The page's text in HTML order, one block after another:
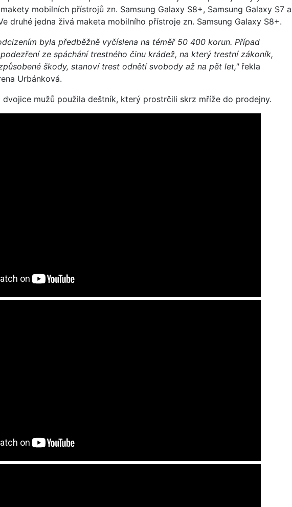
mobilních přístrojů zn. Samsung Galaxy S8+, Samsung Galaxy S7 a
druhé jedna živá maketa mobilního přístroje zn. Samsung Galaxy S8+.
byla předběžně vyčíslena na téměř 50 400 korun. Případ
ze spáchání trestného činu krádež, na který trestní zákoník,
škody, stanoví trest odnětí svobody až na pět let,"řekla
Urbánková.
dvojice mužů použila deštník, který prostrčili skrz mříže do prodejny.